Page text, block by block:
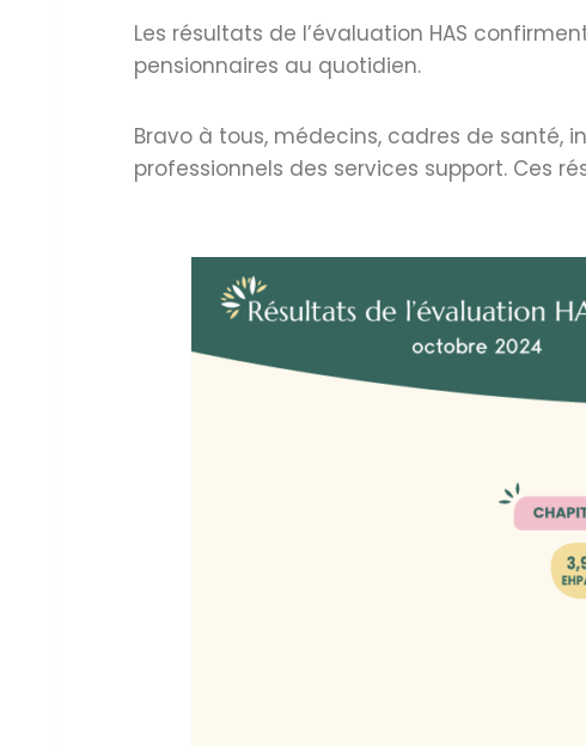
Les résultats de l’évaluation HAS
pensionnaires au quotidien.
Bravo à tous, médecins, cadres de santé,
professionnels des services support. Ces